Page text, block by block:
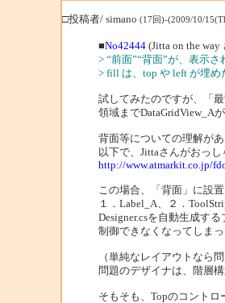
□投稿者/ simano (17回)-(2009/10/
■No42444(Jitta on the way
> “前面”“背面”が、表示さ
> fill は、top や left が埋め
試してみたのですが、「
領域までDataGridView_A
背面等についての理解が
以下で、Jittaさんがおっ
http://www.atmarkit.co.jp/
この場合、「背面」に設
１．Label_A、２．
Designer.csを自動生成す
制御できなくなってしま
（単純なレイアウトなら
問題のデザイナは、階層
そもそも、Topのコントロ